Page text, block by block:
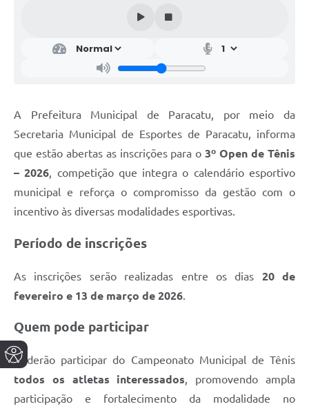
A Prefeitura Municipal de Paracatu, por meio da
Secretaria Municipal de Esportes de Paracatu, informa
que estão abertas as inscrições para o3º Open de Tênis
– 2026, competição que integra o calendário esportivo
municipal e reforça o compromisso da gestão com o
incentivo às diversas modalidades esportivas.
Período de inscrições
As inscrições serão realizadas entre os dias 20 de
fevereiro e 13 de março de 2026.
Quem pode participar
Poderão participar do Campeonato Municipal de Tênis
todos os atletas interessados, promovendo ampla
participação e fortalecimento da modalidade no